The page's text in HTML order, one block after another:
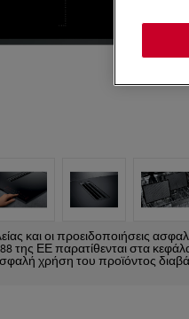
και οι προειδοποιήσεις
της ΕΕ παρατίθενται στα
χρήση του προϊόντος